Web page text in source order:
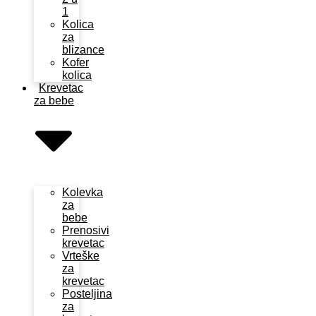
1
Kolica
za
blizance
Kofer
kolica
Krevetac
za bebe
Kolevka
za
bebe
Prenosivi
krevetac
Vrteške
za
krevetac
Posteljina
za